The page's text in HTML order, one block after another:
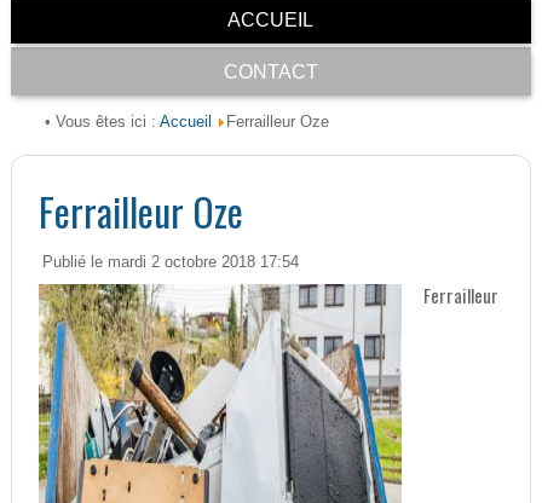
ACCUEIL
CONTACT
• Vous êtes ici : Accueil Ferrailleur Oze
Ferrailleur Oze
Publié le mardi 2 octobre 2018 17:54
Ferrailleur